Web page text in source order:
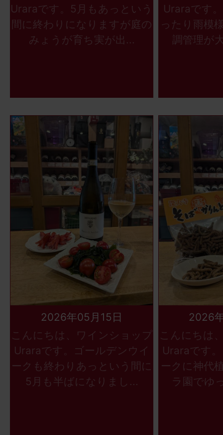
Uraraです。5月もあっという
間に終わりになりますが庭の
みょうが育ち実が出...
Uraraです
ったり雨模
調管理が
2026年05月15日
こんにちは、ワインショップ
Uraraです。ゴールデンウイ
ークも終わりあっという間に
5月も半ばになりまし...
2026
こんにちは
Uraraです
ークに神代
ラ園でゆ